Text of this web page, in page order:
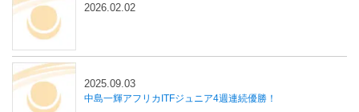
2026.02.02
中島一輝アフリカITFジュニア4週連続優勝！
2025.09.03